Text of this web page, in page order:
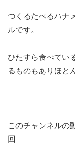
つくるたべるハナ
ルです。
ひたすら食べてい
るものもありほと
このチャンネルの
回